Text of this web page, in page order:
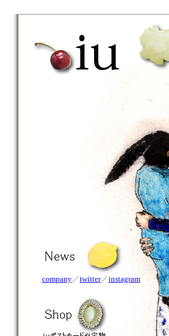
company／twitter／instagram